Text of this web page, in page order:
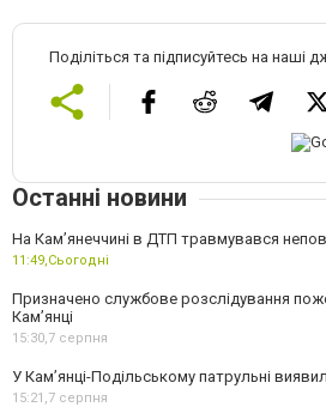
Поділіться та підписуйтесь на наші
Останні новини
На Кам’янеччині в ДТП травмувався
11:49,Сьогодні
Призначено службове розслідування
Кам’янці
15:30,7 серпня
У Кам’янці-Подільському патрульні
15:21,7 серпня